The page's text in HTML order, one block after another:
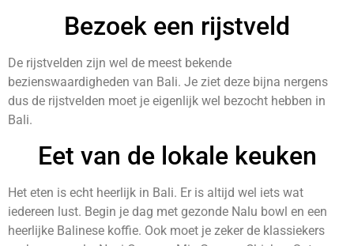
Bezoek een rijstveld
De rijstvelden zijn wel de meest bekende
bezienswaardigheden van Bali. Je ziet deze bijna nergens
dus de rijstvelden moet je eigenlijk wel bezocht hebben in
Bali.
Eet van de lokale keuken
Het eten is echt heerlijk in Bali. Er is altijd wel iets wat
iedereen lust. Begin je dag met gezonde Nalu bowl en een
heerlijke Balinese koffie. Ook moet je zeker de klassiekers